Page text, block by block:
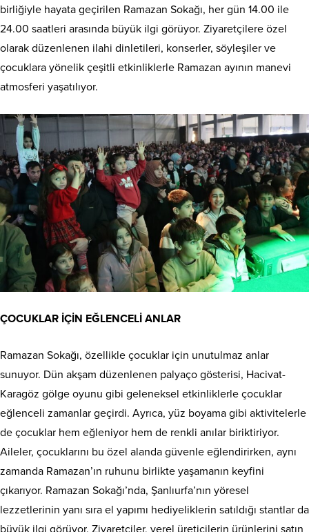
birliğiyle hayata geçirilen Ramazan Sokağı, her gün 14.00 ile
24.00 saatleri arasında büyük ilgi görüyor. Ziyaretçilere özel
olarak düzenlenen ilahi dinletileri, konserler, söyleşiler ve
çocuklara yönelik çeşitli etkinliklerle Ramazan ayının manevi
atmosferi yaşatılıyor.
ÇOCUKLAR İÇİN EĞLENCELİ ANLAR
Ramazan Sokağı, özellikle çocuklar için unutulmaz anlar
sunuyor. Dün akşam düzenlenen palyaço gösterisi, Hacivat-
Karagöz gölge oyunu gibi geleneksel etkinliklerle çocuklar
eğlenceli zamanlar geçirdi. Ayrıca, yüz boyama gibi aktivitelerle
de çocuklar hem eğleniyor hem de renkli anılar biriktiriyor.
Aileler, çocuklarını bu özel alanda güvenle eğlendirirken, aynı
zamanda Ramazan’ın ruhunu birlikte yaşamanın keyfini
çıkarıyor. Ramazan Sokağı’nda, Şanlıurfa’nın yöresel
lezzetlerinin yanı sıra el yapımı hediyeliklerin satıldığı stantlar da